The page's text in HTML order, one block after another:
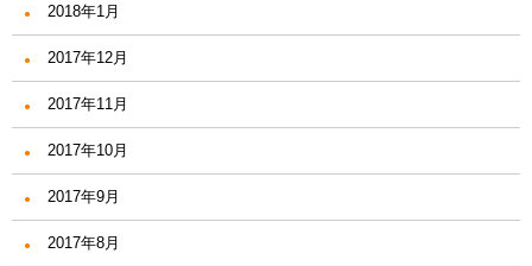
2018年1月
2017年12月
2017年11月
2017年10月
2017年9月
2017年8月